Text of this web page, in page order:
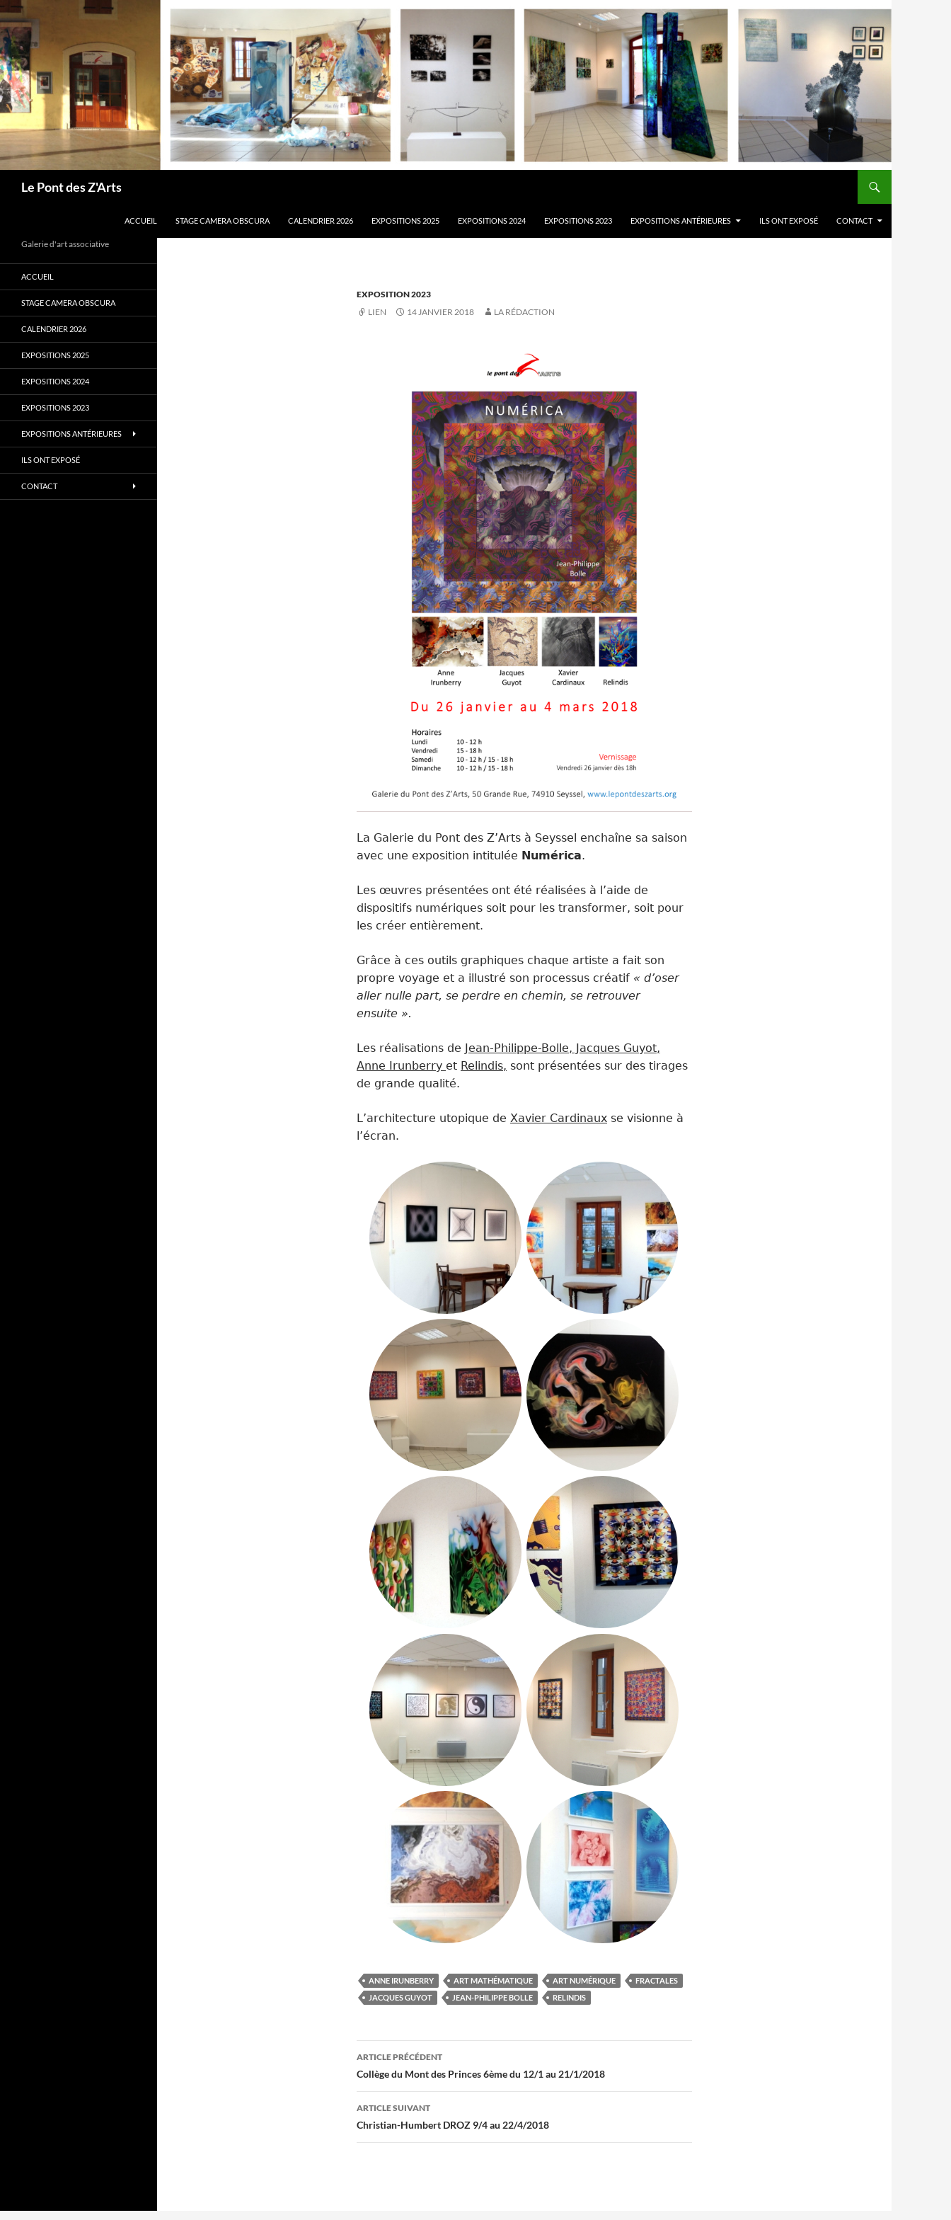
Aller
au
contenu
Le Pont des Z'Arts
ACCUEIL STAGE CAMERA OBSCURA CALENDRIER 2026 EXPOSITIONS 2025 EXPOSITIONS 2024 EXPOSITIONS 2023 EXPOSITIONS ANTÉRIEURES ILS ONT EXPOSÉ CONTACT
EXPOSITION 2023
LIEN
14 JANVIER 2018 LA RÉDACTION
La Galerie du Pont des Z’Arts à Seyssel enchaîne sa saison
avec une exposition intitulée Numérica.
Les œuvres présentées ont été réalisées à l’aide de
dispositifs numériques soit pour les transformer, soit pour
les créer entièrement.
Grâce à ces outils graphiques chaque artiste a fait son
propre voyage et a illustré son processus créatif « d’oser
aller nulle part, se perdre en chemin, se retrouver
ensuite ».
Les réalisations de Jean-Philippe-Bolle, Jacques Guyot,
Anne Irunberry et Relindis, sont présentées sur des tirages
de grande qualité.
L’architecture utopique de Xavier Cardinaux se visionne à
l’écran.
ANNE IRUNBERRY ART MATHÉMATIQUE ART NUMÉRIQUE
FRACTALES
JACQUES GUYOT
JEAN-PHILIPPE BOLLE RELINDIS
Navigation
des
articles
ARTICLE PRÉCÉDENT
Collège du Mont des Princes 6ème du 12/1 au 21/1/2018
ARTICLE SUIVANT
Christian-Humbert DROZ 9/4 au 22/4/2018
Galerie d'art associative
ACCUEIL
STAGE CAMERA OBSCURA
CALENDRIER 2026
EXPOSITIONS 2025
EXPOSITIONS 2024
EXPOSITIONS 2023
EXPOSITIONS ANTÉRIEURES
ILS ONT EXPOSÉ
CONTACT